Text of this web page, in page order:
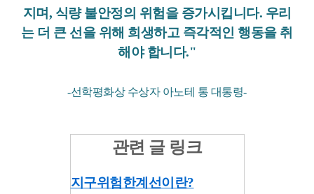
지며, 식량 불안정의 위험을 증가시킵니다. 우리
는 더 큰 선을 위해 희생하고 즉각적인 행동을 취
해야 합니다."
-선학평화상 수상자 아노테 통 대통령-
관련 글 링크
지구위험한계선이란?